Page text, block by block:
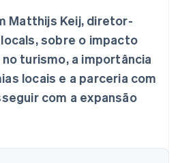
profissionais
público
Matthijs Keij, diretor-
sobre o impacto
turismo, a importância
locais e a parceria com
com a expansão